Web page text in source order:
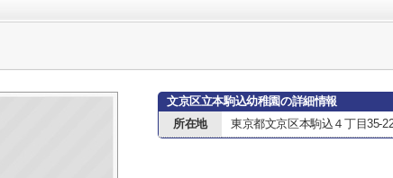
文京区立本駒込幼稚園の詳細情報
所在地
東京都文京区本駒込４丁目35-